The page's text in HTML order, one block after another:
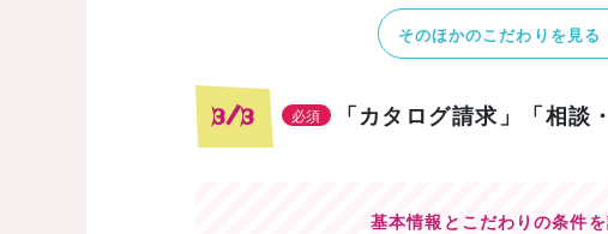
そのほかのこだわりを見る
3/3 必須 「カタログ請求」「相談
基本情報とこだわりの条件を